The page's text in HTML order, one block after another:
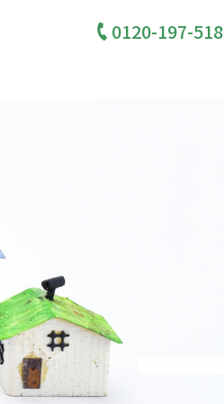
0120-197-518